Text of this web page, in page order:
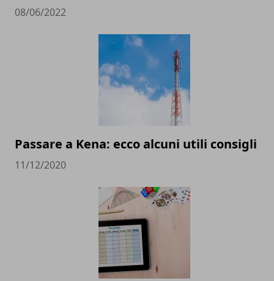
08/06/2022
Passare a Kena: ecco alcuni utili consigli
11/12/2020